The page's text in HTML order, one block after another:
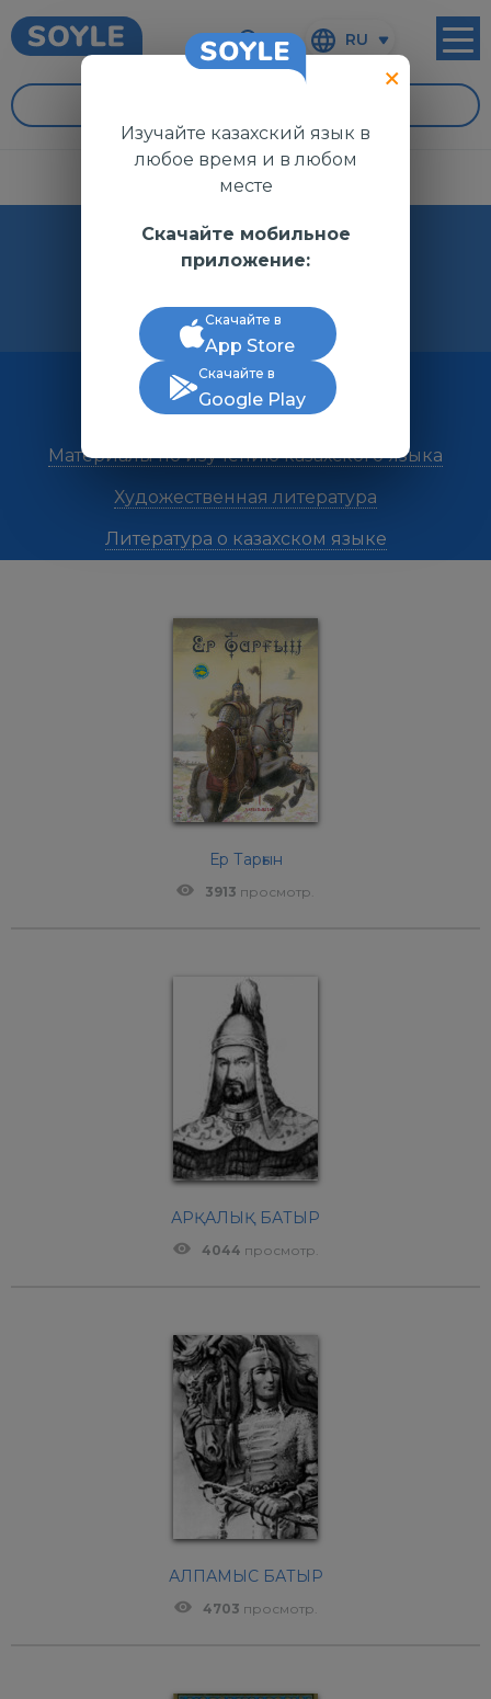
RU
КIТАПХАНА
БИБЛИОТЕКА
Все
Словари
Материалы по изучению казахского языка
Художественная литература
Литература о казахском языке
Ер Тарғын
3913 просмотр.
АРҚАЛЫҚ БАТЫР
4044 просмотр.
АЛПАМЫС БАТЫР
4703 просмотр.
Изучайте казахский язык в
любое время и в любом
месте
Скачайте мобильное
приложение:
Скачайте в
App Store
Скачайте в
Google Play